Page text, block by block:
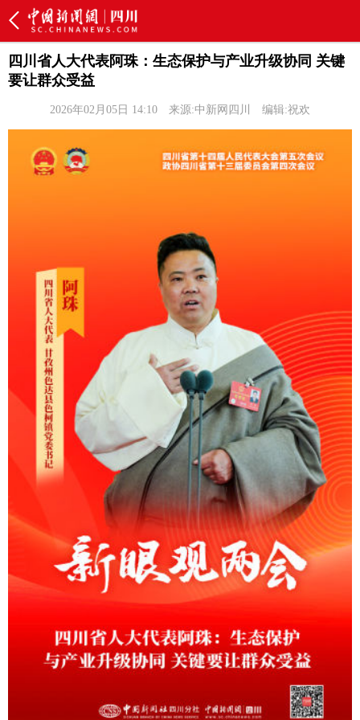
四川省人大代表阿珠：生态保护与产业升级协同 关键
要让群众受益
2026年02月05日 14:10 来源:中新网四川 编辑:祝欢